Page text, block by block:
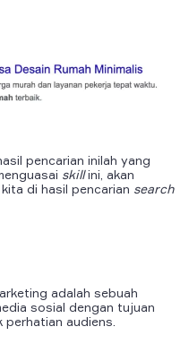
pencarian inilah yang
skillini, akan
di hasil pencarian search
adalah sebuah
sosial dengan tujuan
perhatian audiens.